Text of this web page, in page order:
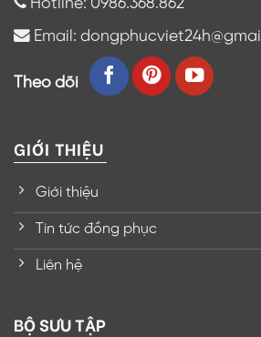
Hotline: 0986.368.862
Email:
Theo dõi
GIỚI THIỆU
Giới thiệu
Tin tức đồng phục
Liên hệ
BỘ SƯU TẬP